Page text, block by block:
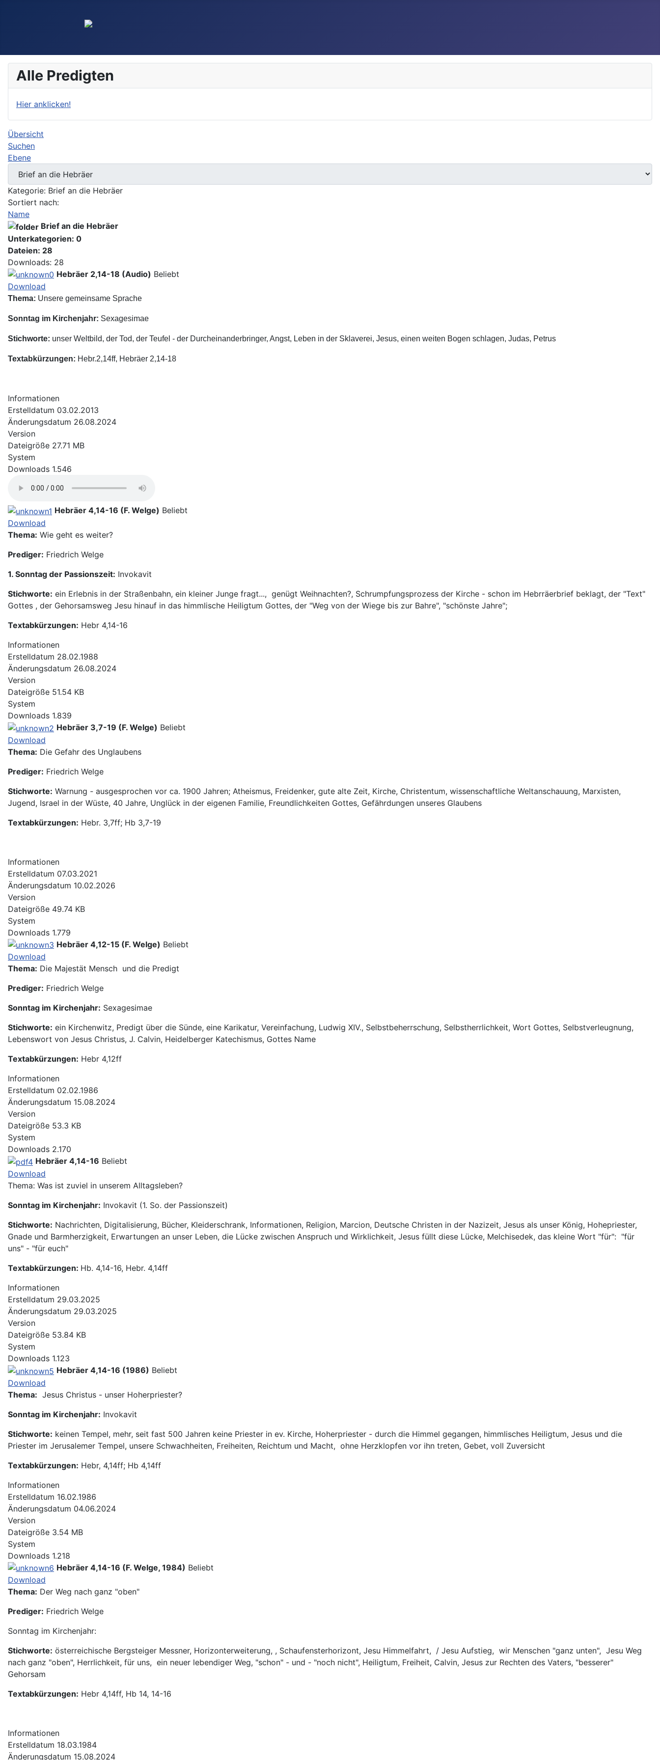
Alle Predigten
Hier anklicken!
Übersicht
Suchen
Ebene
Kategorie: Brief an die Hebräer
Sortiert nach:
Name
Brief an die Hebräer
Unterkategorien: 0
Dateien: 28
Downloads: 28
Hebräer 2,14-18 (Audio) Beliebt
Download
Thema: Unsere gemeinsame Sprache
Sonntag im Kirchenjahr: Sexagesimae
Stichworte: unser Weltbild, der Tod, der Teufel - der Durcheinanderbringer, Angst, Leben in der Sklaverei, Jesus, einen weiten Bogen schlagen, Judas, Petrus
Textabkürzungen: Hebr.2,14ff, Hebräer 2,14-18
Informationen
Erstelldatum 03.02.2013
Änderungsdatum 26.08.2024
Version
Dateigröße 27.71 MB
System
Downloads 1.546
Hebräer 4,14-16 (F. Welge) Beliebt
Download
Thema: Wie geht es weiter?
Prediger: Friedrich Welge
1. Sonntag der Passionszeit: Invokavit
Stichworte: ein Erlebnis in der Straßenbahn, ein kleiner Junge fragt..., genügt Weihnachten?, Schrumpfungsprozess der Kirche - schon im Hebrräerbrief beklagt, der "Text"
Gottes , der Gehorsamsweg Jesu hinauf in das himmlische Heiligtum Gottes, der "Weg von der Wiege bis zur Bahre", "schönste Jahre";
Textabkürzungen: Hebr 4,14-16
Informationen
Erstelldatum 28.02.1988
Änderungsdatum 26.08.2024
Version
Dateigröße 51.54 KB
System
Downloads 1.839
Hebräer 3,7-19 (F. Welge) Beliebt
Download
Thema: Die Gefahr des Unglaubens
Prediger: Friedrich Welge
Stichworte: Warnung - ausgesprochen vor ca. 1900 Jahren; Atheismus, Freidenker, gute alte Zeit, Kirche, Christentum, wissenschaftliche Weltanschauung, Marxisten,
Jugend, Israel in der Wüste, 40 Jahre, Unglück in der eigenen Familie, Freundlichkeiten Gottes, Gefährdungen unseres Glaubens
Textabkürzungen: Hebr. 3,7ff; Hb 3,7-19
Informationen
Erstelldatum 07.03.2021
Änderungsdatum 10.02.2026
Version
Dateigröße 49.74 KB
System
Downloads 1.779
Hebräer 4,12-15 (F. Welge) Beliebt
Download
Thema: Die Majestät Mensch und die Predigt
Prediger: Friedrich Welge
Sonntag im Kirchenjahr: Sexagesimae
Stichworte: ein Kirchenwitz, Predigt über die Sünde, eine Karikatur, Vereinfachung, Ludwig XIV., Selbstbeherrschung, Selbstherrlichkeit, Wort Gottes, Selbstverleugnung,
Lebenswort von Jesus Christus, J. Calvin, Heidelberger Katechismus, Gottes Name
Textabkürzungen: Hebr 4,12ff
Informationen
Erstelldatum 02.02.1986
Änderungsdatum 15.08.2024
Version
Dateigröße 53.3 KB
System
Downloads 2.170
Hebräer 4,14-16 Beliebt
Download
Thema: Was ist zuviel in unserem Alltagsleben?
Sonntag im Kirchenjahr: Invokavit (1. So. der Passionszeit)
Stichworte: Nachrichten, Digitalisierung, Bücher, Kleiderschrank, Informationen, Religion, Marcion, Deutsche Christen in der Nazizeit, Jesus als unser König, Hohepriester,
Gnade und Barmherzigkeit, Erwartungen an unser Leben, die Lücke zwischen Anspruch und Wirklichkeit, Jesus füllt diese Lücke, Melchisedek, das kleine Wort "für": "für
uns" - "für euch"
Textabkürzungen: Hb. 4,14-16, Hebr. 4,14ff
Informationen
Erstelldatum 29.03.2025
Änderungsdatum 29.03.2025
Version
Dateigröße 53.84 KB
System
Downloads 1.123
Hebräer 4,14-16 (1986) Beliebt
Download
Thema: Jesus Christus - unser Hoherpriester?
Sonntag im Kirchenjahr: Invokavit
Stichworte: keinen Tempel, mehr, seit fast 500 Jahren keine Priester in ev. Kirche, Hoherpriester - durch die Himmel gegangen, himmlisches Heiligtum, Jesus und die
Priester im Jerusalemer Tempel, unsere Schwachheiten, Freiheiten, Reichtum und Macht, ohne Herzklopfen vor ihn treten, Gebet, voll Zuversicht
Textabkürzungen: Hebr, 4,14ff; Hb 4,14ff
Informationen
Erstelldatum 16.02.1986
Änderungsdatum 04.06.2024
Version
Dateigröße 3.54 MB
System
Downloads 1.218
Hebräer 4,14-16 (F. Welge, 1984) Beliebt
Download
Thema: Der Weg nach ganz "oben"
Prediger: Friedrich Welge
Sonntag im Kirchenjahr:
Stichworte: österreichische Bergsteiger Messner, Horizonterweiterung, , Schaufensterhorizont, Jesu Himmelfahrt, / Jesu Aufstieg, wir Menschen "ganz unten", Jesu Weg
nach ganz "oben", Herrlichkeit, für uns, ein neuer lebendiger Weg, "schon" - und - "noch nicht", Heiligtum, Freiheit, Calvin, Jesus zur Rechten des Vaters, "besserer"
Gehorsam
Textabkürzungen: Hebr 4,14ff, Hb 14, 14-16
Informationen
Erstelldatum 18.03.1984
Änderungsdatum 15.08.2024